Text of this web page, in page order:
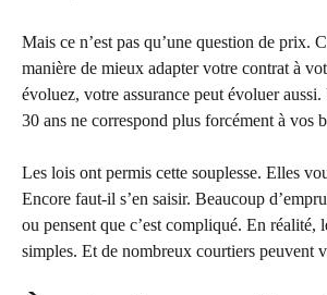
Mais ce n’est pas qu’une question de prix.
manière de mieux adapter votre contrat à
évoluez, votre assurance peut évoluer
30 ans ne correspond plus forcément à vos
Les lois ont permis cette souplesse. Elles
Encore faut-il s’en saisir. Beaucoup
ou pensent que c’est compliqué. En réalité,
simples. Et de nombreux courtiers peuvent